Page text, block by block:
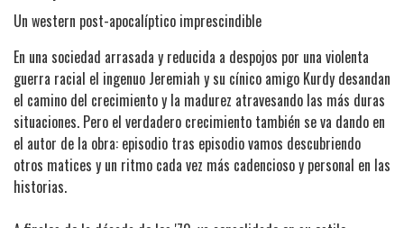
Un western post-apocalíptico imprescindible
En una sociedad arrasada y reducida a despojos por una violenta
guerra racial el ingenuo Jeremiah y su cínico amigo Kurdy desandan
el camino del crecimiento y la madurez atravesando las más duras
situaciones. Pero el verdadero crecimiento también se va dando en
el autor de la obra: episodio tras episodio vamos descubriendo
otros matices y un ritmo cada vez más cadencioso y personal en las
historias.